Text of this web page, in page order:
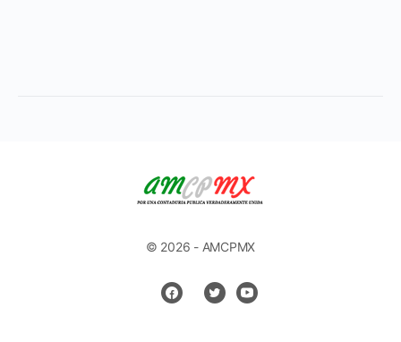
© 2026 - AMCPMX